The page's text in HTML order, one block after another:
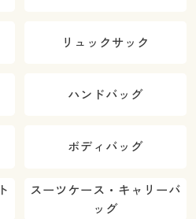
リュックサック
ハンドバッグ
ボディバッグ
スーツケース・キャリーバ
ッグ